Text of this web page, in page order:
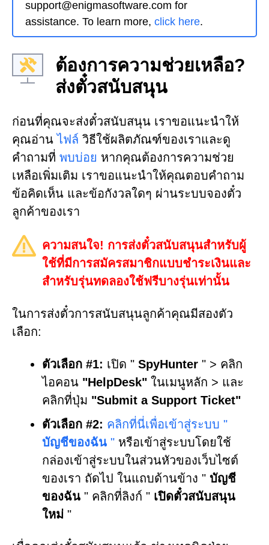
support@enigmasoftware.com for
assistance. To learn more, click here.
ต้องการความช่วยเหลือ?
ส่งตั๋วสนับสนุน
ก่อนที่คุณจะส่งตั๋วสนับสนุน เราขอแนะนำให้
คุณอ่านไฟล์ วิธีใช้ผลิตภัณฑ์ของเราและดู
คำถามที่ พบบ่อย หากคุณต้องการความช่วย
เหลือเพิ่มเติม เราขอแนะนำให้คุณตอบคำถาม
ข้อคิดเห็น และข้อกังวลใดๆ ผ่านระบบจองตั๋ว
ลูกค้าของเรา
ความสนใจ! การส่งตั๋วสนับสนุนสำหรับผู้
ใช้ที่มีการสมัครสมาชิกแบบชำระเงินและ
สำหรับรุ่นทดลองใช้ฟรีบางรุ่นเท่านั้น
ในการส่งตั๋วการสนับสนุนลูกค้าคุณมีสองตัว
เลือก:
ตัวเลือก #1: เปิด " SpyHunter " > คลิก
ไอคอน "HelpDesk" ในเมนูหลัก > และ
คลิกที่ปุ่ม "Submit a Support Ticket"
ตัวเลือก #2: คลิกที่นี่เพื่อเข้าสู่ระบบ "
บัญชีของฉัน " หรือเข้าสู่ระบบโดยใช้
กล่องเข้าสู่ระบบในส่วนหัวของเว็บไซต์
ของเรา ถัดไป ในแถบด้านข้าง " บัญชี
ของฉัน " คลิกที่ลิงก์ " เปิดตั๋วสนับสนุน
ใหม่ "